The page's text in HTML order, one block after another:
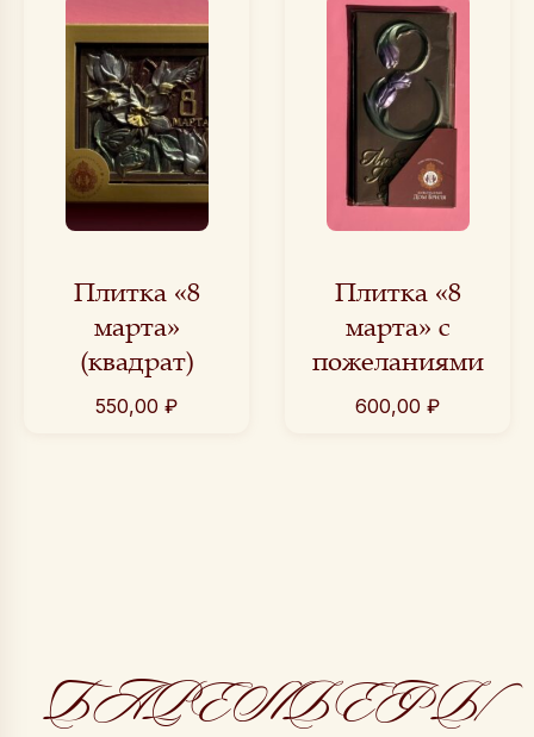
Плитка «8
марта»
(квадрат)
550,00 ₽
Плитка «8
марта» с
пожеланиями
600,00 ₽
БАРЕЛЬЕФЫ